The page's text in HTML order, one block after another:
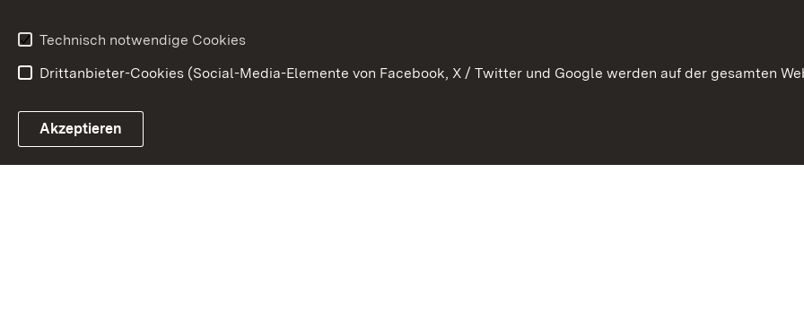
Link zum Landesportal
Technisch notwendige Cookies
Drittanbieter-Cookies (Social-Media-Elemente von Facebook, X / Twitter und Google werden auf der gesamten
Akzeptieren